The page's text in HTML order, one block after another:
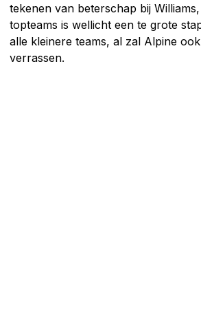
tekenen van beterschap bij
topteams is wellicht een te grote
alle kleinere teams, al zal Alpine
verrassen.